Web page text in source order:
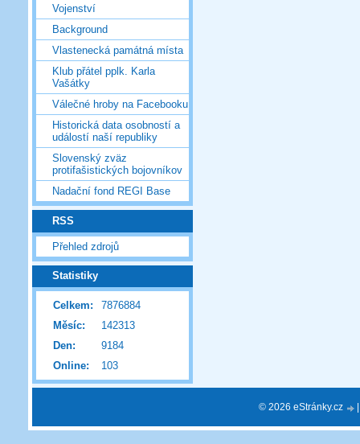
Vojenství
Background
Vlastenecká památná místa
Klub přátel pplk. Karla
Vašátky
Válečné hroby na Facebooku
Historická data osobností a
událostí naší republiky
Slovenský zväz
protifašistických bojovníkov
Nadační fond REGI Base
RSS
Přehled zdrojů
Statistiky
Online: 103
Celkem:
7876884
Měsíc:
142313
Den:
9184
© 2026 eStránky.cz